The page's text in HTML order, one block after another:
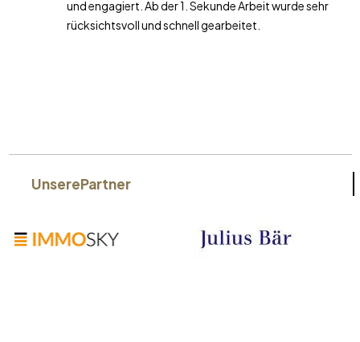
und engagiert. Ab der 1. Sekunde Arbeit wurde sehr
rücksichtsvoll und schnell gearbeitet.
UnserePartner